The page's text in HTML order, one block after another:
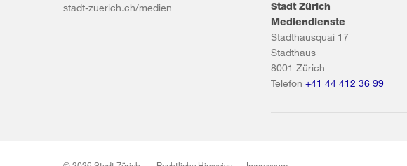
stadt-zuerich.ch/medien
Stadt Zürich
Mediendienste
Stadthausquai 17
Stadthaus
8001 Zürich
Telefon +41 44 412 36 99